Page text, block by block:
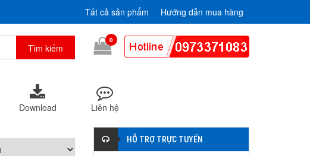
Tất cả sản phẩm Hướng dẫn mua hàng
0
Download Liên hệ
HỖ TRỢ TRỰC TUYẾN